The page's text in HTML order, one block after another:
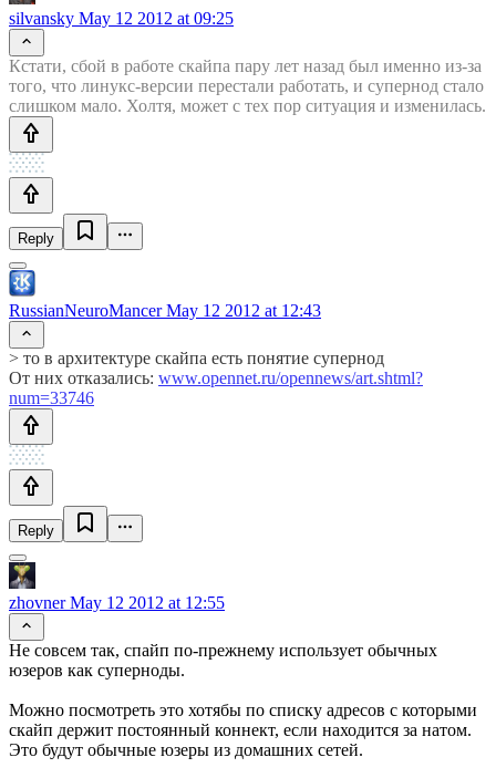
silvansky May 12 2012 at 09:25
Кстати, сбой в работе скайпа пару лет назад был именно из-за
того, что линукс-версии перестали работать, и супернод стало
слишком мало. Холтя, может с тех пор ситуация и изменилась.
Reply
RussianNeuroMancerMay 12 2012 at 12:43
> то в архитектуре скайпа есть понятие супернод
От них отказались: www.opennet.ru/opennews/art.shtml?
num=33746
Reply
zhovnerMay 12 2012 at 12:55
Не совсем так, спайп по-прежнему использует обычных
юзеров как суперноды.
Можно посмотреть это хотябы по списку адресов с которыми
скайп держит постоянный коннект, если находится за натом.
Это будут обычные юзеры из домашних сетей.